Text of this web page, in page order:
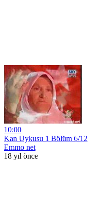
10:00
Kan Uykusu 1 Bölüm 6/12
Emmo net
18 yıl önce